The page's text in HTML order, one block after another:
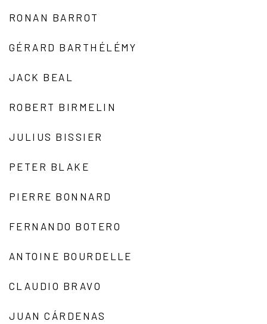
RONAN BARROT
GÉRARD BARTHÉLÉMY
JACK BEAL
ROBERT BIRMELIN
JULIUS BISSIER
PETER BLAKE
PIERRE BONNARD
FERNANDO BOTERO
ANTOINE BOURDELLE
CLAUDIO BRAVO
JUAN CÁRDENAS